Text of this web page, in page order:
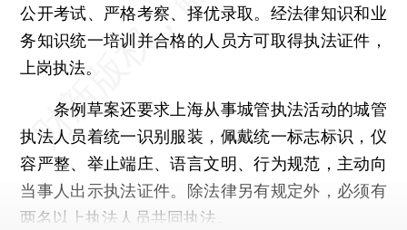
公开考试、严格考察、择优录取。经法律知识和业
务知识统一培训并合格的人员方可取得执法证件，
上岗执法。
条例草案还要求上海从事城管执法活动的城管
执法人员着统一识别服装，佩戴统一标志标识，仪
容严整、举止端庄、语言文明、行为规范，主动向
当事人出示执法证件。除法律另有规定外，必须有
两名以上执法人员共同执法。